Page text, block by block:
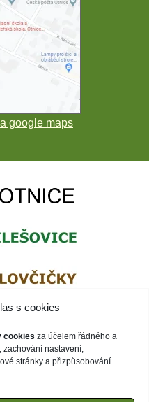
s cookies
cookies za účelem řádného a
zachování nastavení,
stránky a přizpůsobování
google maps